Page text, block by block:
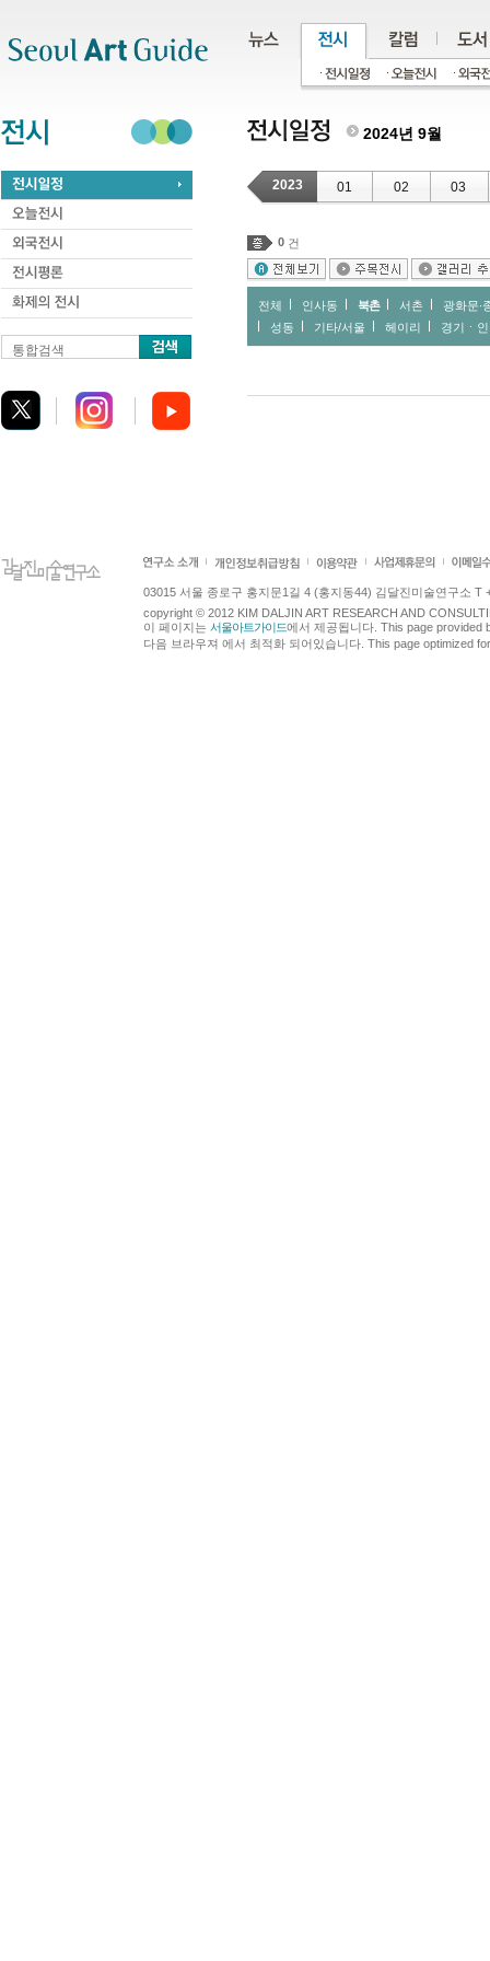
통합검색
2024년 9월
2023 01 02 03
0 건
전체 인사동 북촌 서촌
광화문∙
성동
기타/서울 헤이리 경기ㆍ
03015 서울 종로구 홍지문1길 4 (홍지동44) 김달진미술연구소 T
copyright © 2012 KIM DALJIN ART RESEARCH AND
이 페이지는 서울아트가이드에서 제공됩니다. This page provided
다음 브라우져 에서 최적화 되어있습니다. This page optimized